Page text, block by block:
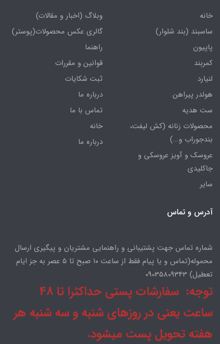
خانه
ساسبند (بند شلوار)
پاپیون
کمربند
لنیارد
هولدر پیراهن
ست هدیه
محصولات زنانه (کش لیفت،
بندجوراب و...)
عروسک و آویز عروسکی و
جاکلیدی
سایر
وبلاگ (اخبار و مقالات)
گالری عکس محصولات(پوستر)
راهنما
قوانین و مقررات
ثبت شکایات
درباره ما
تماس با ما
خانه
درباره ما
آدرس و تماس
شماره تماس جهت پشتیبانی و راهنمایی مشتریان و پیگیری ارسال
محموله(تماس و یا پیام فقط از ساعت ۱۰ صبح تا ۵ عصر به جز ایام
تعطیل) 09035809343
توجه: سفارشات پستی حداکثرا تا 48
ساعت یعنی در روزهای شنبه و سه شنبه هر
هفته تحویل پست میشود.